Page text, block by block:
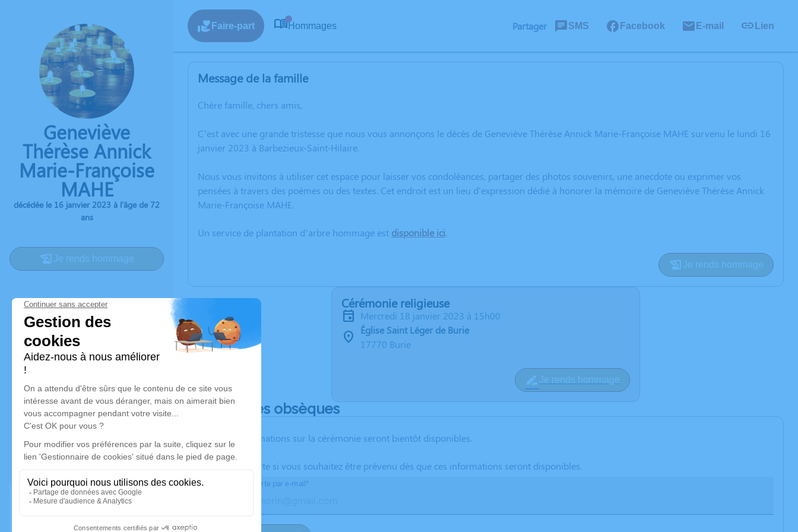
Geneviève
Thérèse Annick
Marie-Françoise
MAHE
décédée le 16 janvier 2023 à l'âge de 72
ans
Je rends hommage
Faire-part Hommages Partager SMS Facebook E-mail Lien
Message de la famille
Chère famille, chers amis,
C’est avec une grande tristesse que nous vous annonçons le décès de Geneviève Thérèse Annick Marie-Françoise MAHE survenu le lundi 16
janvier 2023 à Barbezieux-Saint-Hilaire.
Nous vous invitons à utiliser cet espace pour laisser vos condoléances, partager des photos souvenirs, une anecdote ou exprimer vos
pensées à travers des poèmes ou des textes. Cet endroit est un lieu d'expression dédié à honorer la mémoire de Geneviève Thérèse Annick
Marie-Françoise MAHE.
Un service de plantation d’arbre hommage est disponible ici.
Je rends hommage
Cérémonie religieuse
mercredi 18 janvier 2023 à 15h00
Église Saint Léger de Burie
17770 Burie
Je rends hommage
Déroulé des obsèques
Les informations sur la cérémonie seront bientôt disponibles.
Activez une alerte si vous souhaitez être prévenu dès que ces informations seront disponibles.
Recevoir une alerte par e-mail*